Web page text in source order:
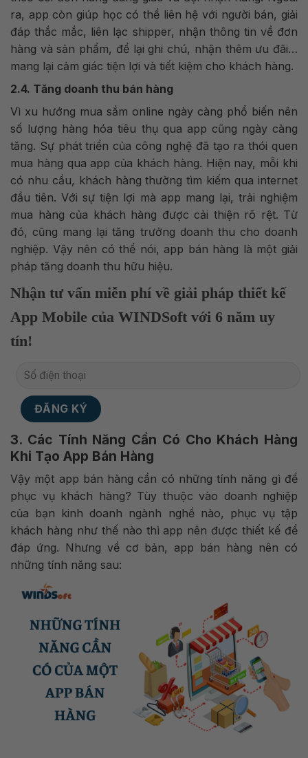
ra, app còn giúp học có thể liên hệ với người bán, giải
đáp thắc mắc, liên lạc shipper, nhận thông tin về đơn
hàng và sản phẩm, để lại ghi chú, nhận thêm ưu đãi…
mang lại cảm giác tiện lợi và tiết kiệm cho khách hàng.
2.4. Tăng doanh thu bán hàng
Vì xu hướng mua sắm online ngày càng phổ biến nên
số lượng hàng hóa tiêu thụ qua app cũng ngày càng
tăng. Sự phát triển của công nghệ đã tạo ra thói quen
mua hàng qua app của khách hàng. Hiện nay, mỗi khi
có nhu cầu, khách hàng thường tìm kiếm qua internet
đầu tiên. Với sự tiện lợi mà app mang lại, trải nghiệm
mua hàng của khách hàng được cải thiện rõ rệt. Từ
đó, cũng mang lại tăng trưởng doanh thu cho doanh
nghiệp. Vậy nên có thể nói, app bán hàng là một giải
pháp tăng doanh thu hữu hiệu.
Nhận tư vấn miễn phí về giải pháp thiết kế
App Mobile của WINDSoft với 6 năm uy
tín!
3. Các Tính Năng Cần Có Cho Khách Hàng
Khi Tạo App Bán Hàng
Vậy một app bán hàng cần có những tính năng gì để
phục vụ khách hàng? Tùy thuộc vào doanh nghiệp
của bạn kinh doanh ngành nghề nào, phục vụ tập
khách hàng như thế nào thì app nên được thiết kế để
đáp ứng. Nhưng về cơ bản, app bán hàng nên có
những tính năng sau: